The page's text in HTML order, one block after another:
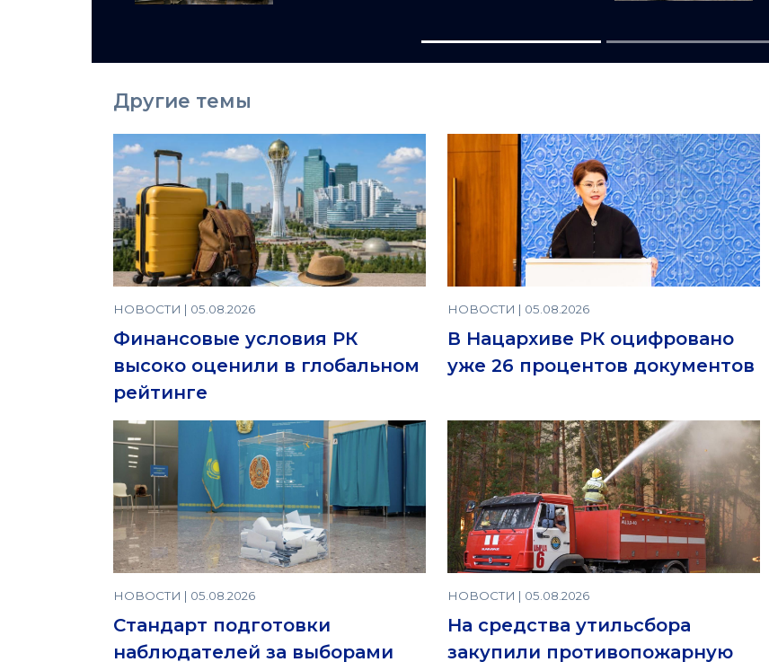
Другие темы
НОВОСТИ | 05.08.2026
Финансовые условия РК
высоко оценили в глобальном
рейтинге
НОВОСТИ | 05.08.2026
В Нацархиве РК оцифровано
уже 26 процентов документов
НОВОСТИ | 05.08.2026
Стандарт подготовки
наблюдателей за выборами
НОВОСТИ | 05.08.2026
На средства утильсбора
закупили противопожарную